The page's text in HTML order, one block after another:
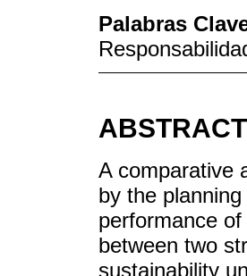
Palabras
ABSTRACT
A comparative
by the
performance
between two
sustainability